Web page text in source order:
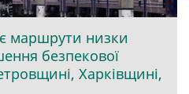
маршрути низки
безпекової
Харківщині,